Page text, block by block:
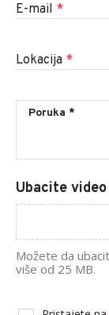
E-mail *
Lokacija *
Ubacite
Možete da
više od 25 MB.